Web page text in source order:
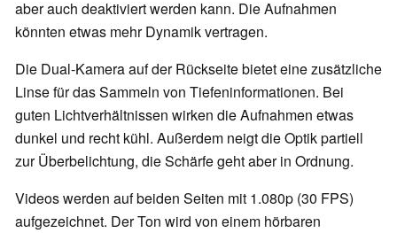
aber auch deaktiviert werden kann. Die Aufnahmen
könnten etwas mehr Dynamik vertragen.
Die Dual-Kamera auf der Rückseite bietet eine zusätzliche
Linse für das Sammeln von Tiefeninformationen. Bei
guten Lichtverhältnissen wirken die Aufnahmen etwas
dunkel und recht kühl. Außerdem neigt die Optik partiell
zur Überbelichtung, die Schärfe geht aber in Ordnung.
Videos werden auf beiden Seiten mit 1.080p (30 FPS)
aufgezeichnet. Der Ton wird von einem hörbaren